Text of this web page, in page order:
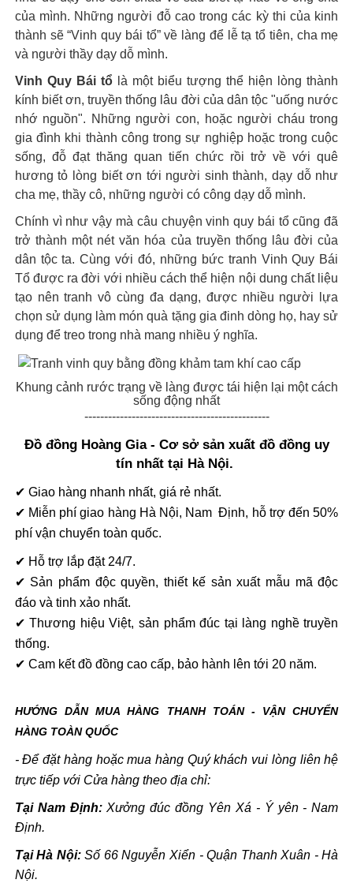
của mình. Những người đỗ cao trong các kỳ thi của kinh
thành sẽ “Vinh quy bái tổ” về làng để lễ tạ tổ tiên, cha mẹ
và người thầy dạy dỗ mình.
Vinh Quy Bái tổ là một biểu tượng thể hiện lòng thành
kính biết ơn, truyền thống lâu đời của dân tộc "uống nước
nhớ nguồn". Những người con, hoặc người cháu trong
gia đình khi thành công trong sự nghiệp hoặc trong cuộc
sống, đỗ đạt thăng quan tiến chức rồi trở về với quê
hương tỏ lòng biết ơn tới người sinh thành, dạy dỗ như
cha mẹ, thầy cô, những người có công dạy dỗ mình.
Chính vì như vậy mà câu chuyện vinh quy bái tổ cũng đã
trở thành một nét văn hóa của truyền thống lâu đời của
dân tộc ta. Cùng với đó, những bức tranh Vinh Quy Bái
Tổ được ra đời với nhiều cách thể hiện nội dung chất liệu
tạo nên tranh vô cùng đa dạng, được nhiều người lựa
chọn sử dụng làm món quà tặng gia đinh dòng họ, hay sử
dụng để treo trong nhà mang nhiều ý nghĩa.
Khung cảnh rước trạng về làng được tái hiện lại một cách
sống động nhất
-----------------------------------------------
Đồ đồng Hoàng Gia - Cơ sở sản xuất đồ đồng uy
tín nhất tại Hà Nội.
✔ Giao hàng nhanh nhất, giá rẻ nhất.
✔ Miễn phí giao hàng Hà Nội, Nam Định, hỗ trợ đến 50%
phí vận chuyển toàn quốc.
✔ Hỗ trợ lắp đặt 24/7.
✔ Sản phẩm độc quyền, thiết kế sản xuất mẫu mã độc
đáo và tinh xảo nhất.
✔ Thương hiệu Việt, sản phẩm đúc tại làng nghề truyền
thống.
✔ Cam kết đồ đồng cao cấp, bảo hành lên tới 20 năm.
HƯỚNG DẪN MUA HÀNG THANH TOÁN - VẬN CHUYỂN
HÀNG TOÀN QUỐC
- Để đặt hàng hoặc mua hàng Quý khách vui lòng liên hệ
trực tiếp với Cửa hàng theo địa chỉ:
Tại Nam Định:Xưởng đúc đồng Yên Xá - Ý yên - Nam
Định.
Tại Hà Nội:Số 66 Nguyễn Xiển - Quận Thanh Xuân - Hà
Nội.